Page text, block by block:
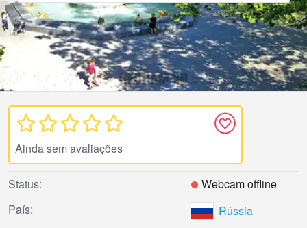
Ainda sem avaliações
Status:
Webcam offline
País:
Rússia